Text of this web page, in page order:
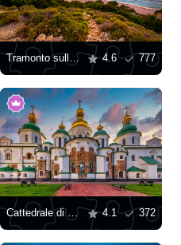
Tramonto sulla spiaggia di Myrtos in Grecia 4.6 777
Cattedrale di Santa Sofia, Kiev 4.1 372